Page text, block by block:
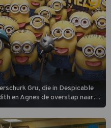
Gru, die in Despicable
en Agnes de overstap naar
pad weet te blijven.